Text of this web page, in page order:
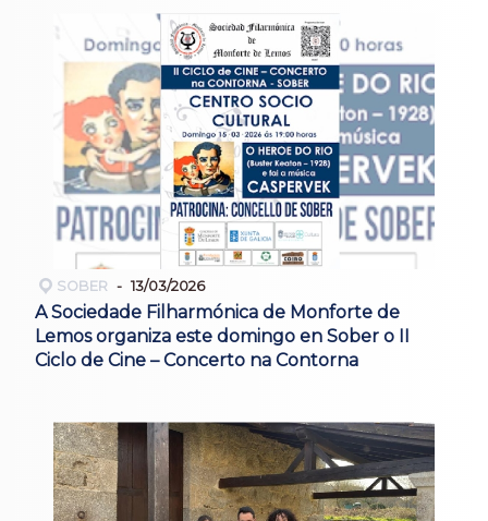
SOBER 13/03/2026
A Sociedade Filharmónica de Monforte de
Lemos organiza este domingo en Sober o II
Ciclo de Cine – Concerto na Contorna